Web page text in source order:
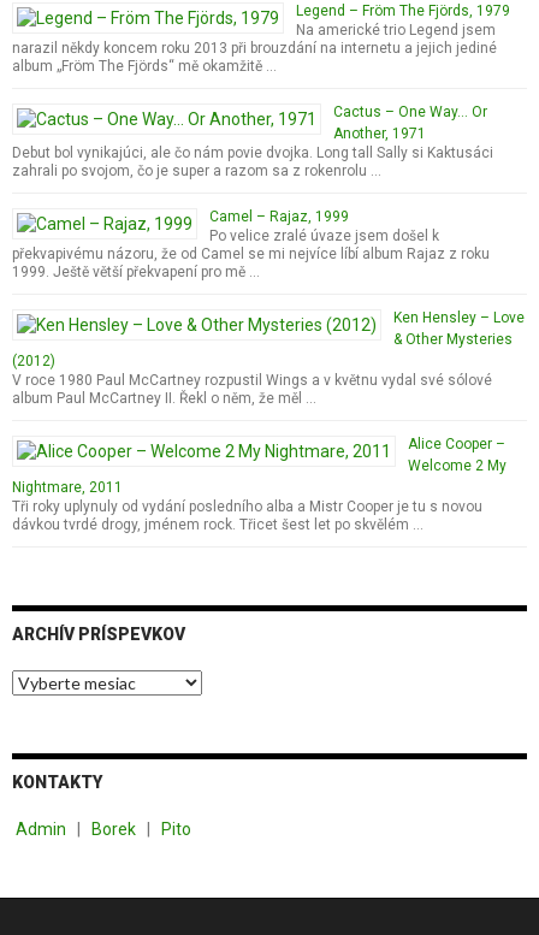
Legend – Fröm The Fjörds, 1979
Na americké trio Legend jsem
narazil někdy koncem roku 2013 při brouzdání na internetu a jejich jediné
album „Fröm The Fjörds“ mě okamžitě …
Cactus – One Way… Or
Another, 1971
Debut bol vynikajúci, ale čo nám povie dvojka. Long tall Sally si Kaktusáci
zahrali po svojom, čo je super a razom sa z rokenrolu …
Camel – Rajaz, 1999
Po velice zralé úvaze jsem došel k
překvapivému názoru, že od Camel se mi nejvíce líbí album Rajaz z roku
1999. Ještě větší překvapení pro mě …
Ken Hensley – Love
& Other Mysteries
(2012)
V roce 1980 Paul McCartney rozpustil Wings a v květnu vydal své sólové
album Paul McCartney II. Řekl o něm, že měl …
Alice Cooper –
Welcome 2 My
Nightmare, 2011
Tři roky uplynuly od vydání posledního alba a Mistr Cooper je tu s novou
dávkou tvrdé drogy, jménem rock. Třicet šest let po skvělém …
ARCHÍV PRÍSPEVKOV
A
v
r
p
KONTAKTY
Admin Borek Pito